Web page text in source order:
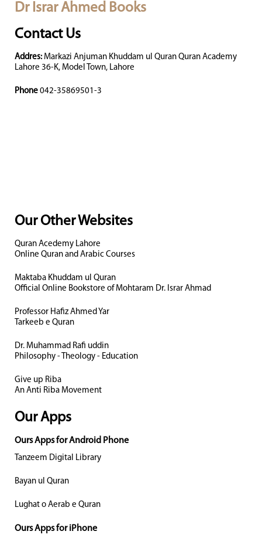
Dr Israr Ahmed Books
Contact Us
Addres: Markazi Anjuman Khuddam ul Quran Quran Academy
Lahore 36-K, Model Town, Lahore
Phone 042-35869501-3
Our Other Websites
Quran Acedemy Lahore
Online Quran and Arabic Courses
Maktaba Khuddam ul Quran
Official Online Bookstore of Mohtaram Dr. Israr Ahmad
Professor Hafiz Ahmed Yar
Tarkeeb e Quran
Dr. Muhammad Rafi uddin
Philosophy - Theology - Education
Give up Riba
An Anti Riba Movement
Our Apps
Ours Apps for Android Phone
Tanzeem Digital Library
Bayan ul Quran
Lughat o Aerab e Quran
Ours Apps for iPhone